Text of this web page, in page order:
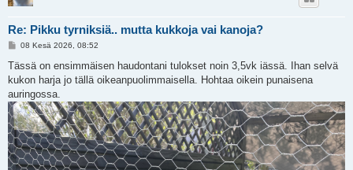
Re: Pikku tyrniksiä.. mutta kukkoja vai kanoja?
V
e
t
i
08 Kesä 2026, 08:52
Tässä on ensimmäisen haudontani tulokset noin 3,5vk iässä. Ihan selvä
kukon harja jo tällä oikeanpuolimmaisella. Hohtaa oikein punaisena
auringossa.